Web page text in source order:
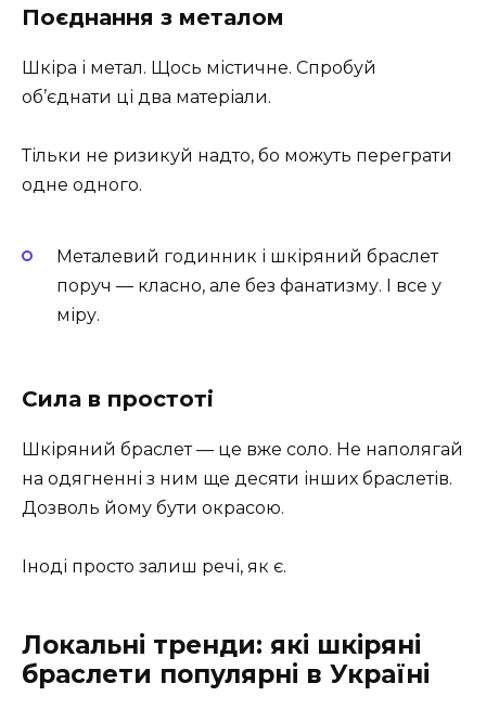
Поєднання з металом
Шкіра і метал. Щось містичне. Спробуй
об’єднати ці два матеріали.
Тільки не ризикуй надто, бо можуть переграти
одне одного.
Металевий годинник і шкіряний браслет
поруч — класно, але без фанатизму. І все у
міру.
Сила в простоті
Шкіряний браслет — це вже соло. Не наполягай
на одягненні з ним ще десяти інших браслетів.
Дозволь йому бути окрасою.
Іноді просто залиш речі, як є.
Локальні тренди: які шкіряні
браслети популярні в Україні